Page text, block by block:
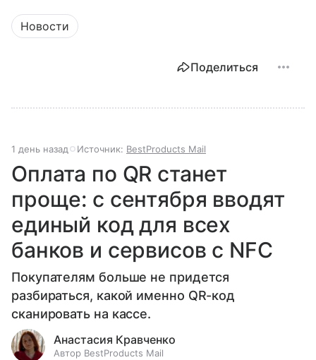
Новости
Поделиться
1 день назад Источник: BestProducts Mail
Оплата по QR станет
проще: с сентября вводят
единый код для всех
банков и сервисов с NFC
Покупателям больше не придется
разбираться, какой именно QR-код
сканировать на кассе.
Анастасия Кравченко
Автор BestProducts Mail